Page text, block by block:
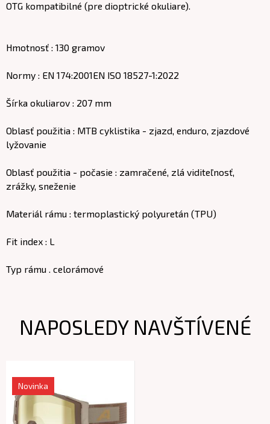
OTG kompatibilné (pre dioptrické okuliare).
Hmotnosť : 130 gramov
Normy : EN 174:2001EN ISO 18527-1:2022
Šírka okuliarov : 207 mm
Oblasť použitia : MTB cyklistika - zjazd, enduro, zjazdové
lyžovanie
Oblasť použitia - počasie : zamračené, zlá viditeľnosť,
zrážky, sneženie
Materiál rámu : termoplastický polyuretán (TPU)
Fit index : L
Typ rámu . celorámové
NAPOSLEDY NAVŠTÍVENÉ
Novinka